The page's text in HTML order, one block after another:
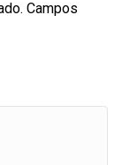
Campos